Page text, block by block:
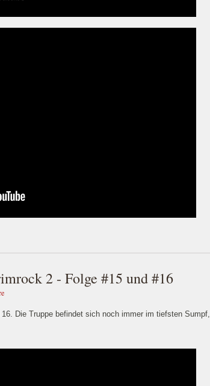
2 - Folge #15 und #16
Die Truppe befindet sich noch immer im tiefsten Sumpf,